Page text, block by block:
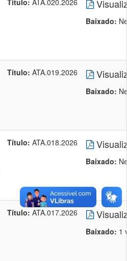
Título: ATA.020.2026
Baixado:
Título: ATA.019.2026
Baixado:
Título: ATA.018.2026
Baixado:
Título: ATA.017.2026
Baixado: 1